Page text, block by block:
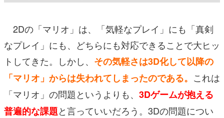
2Dの「マリオ」は、「気軽なプレイ」にも「真剣
なプレイ」にも、どちらにも対応できることで大ヒッ
トしてきた。しかし、 その気軽さは3D化して以降の
「マリオ」からは失われてしまったのである。 これは
「マリオ」の問題というよりも、 3Dゲームが抱える
普遍的な課題と言っていいだろう。3Dの問題につい